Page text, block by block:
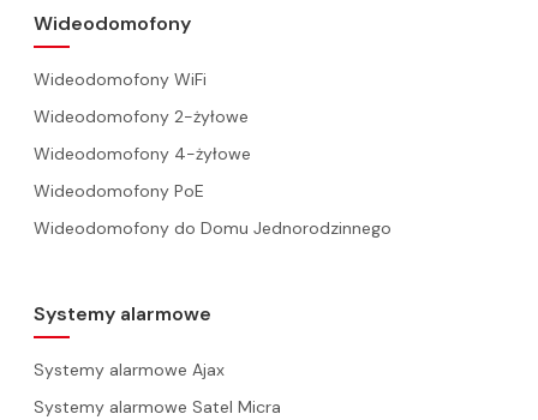
Wideodomofony
Wideodomofony WiFi
Wideodomofony 2-żyłowe
Wideodomofony 4-żyłowe
Wideodomofony PoE
Wideodomofony do Domu Jednorodzinnego
Systemy alarmowe
Systemy alarmowe Ajax
Systemy alarmowe Satel Micra